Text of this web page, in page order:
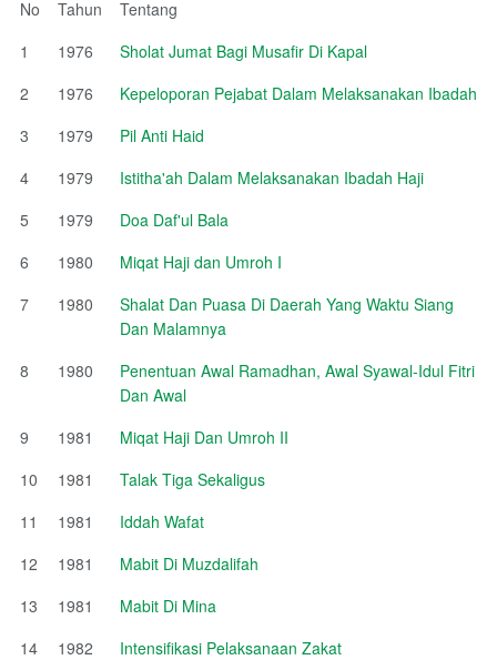
No Tahun
Tentang
1
1976
Sholat Jumat Bagi Musafir Di Kapal
2
1976
Kepeloporan Pejabat Dalam Melaksanakan Ibadah
3
1979
Pil Anti Haid
4
1979
Istitha'ah Dalam Melaksanakan Ibadah Haji
5
1979
Doa Daf'ul Bala
6
1980
Miqat Haji dan Umroh I
7
1980
Shalat Dan Puasa Di Daerah Yang Waktu Siang
Dan Malamnya
8
1980
Penentuan Awal Ramadhan, Awal Syawal-Idul Fitri
Dan Awal
9
1981
Miqat Haji Dan Umroh II
10
1981
Talak Tiga Sekaligus
11
1981
Iddah Wafat
12
1981
Mabit Di Muzdalifah
13
1981
Mabit Di Mina
14
1982
Intensifikasi Pelaksanaan Zakat